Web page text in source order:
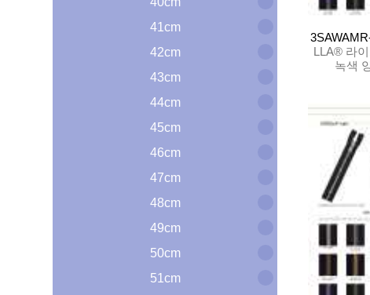
41cm
42cm
43cm
44cm
45cm
46cm
47cm
48cm
49cm
50cm
51cm
LLA® 라
녹색